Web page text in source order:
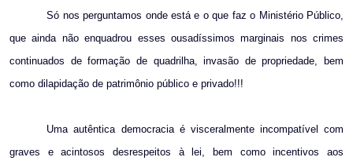
Só nos perguntamos onde está e o que faz o Ministério Público,
que ainda não enquadrou esses ousadíssimos marginais nos crimes
continuados de formação de quadrilha, invasão de propriedade, bem
como dilapidação de patrimônio público e privado!!!
Uma autêntica democracia é visceralmente incompatível com
graves e acintosos desrespeitos à lei, bem como incentivos aos